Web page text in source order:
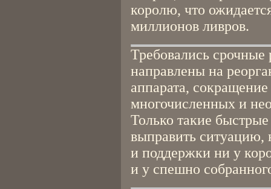
королю, что
миллионов ливров.
Требовались
направлены на
аппарата,
многочисленных и
Только такие
выправить
и поддержки ни у
и у спешно